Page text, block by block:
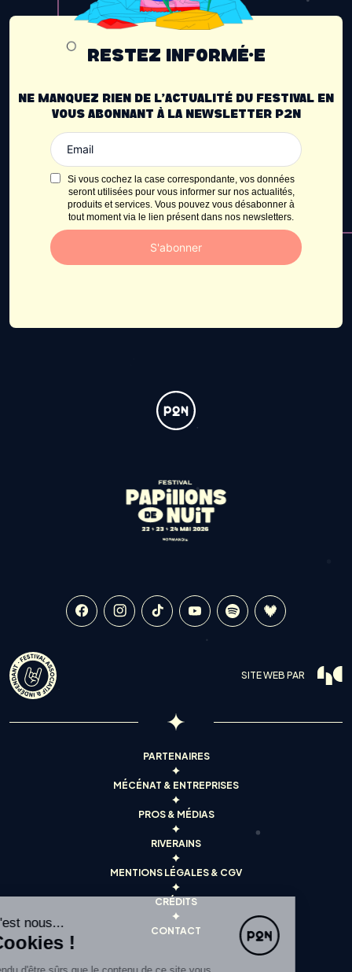
Salut c'est nous...
les Cookies !
On a attendu d'être sûrs que le contenu de ce site vous
RESTEZ INFORMÉ·E
NE MANQUEZ RIEN DE L’ACTUALITÉ DU FESTIVAL EN
VOUS ABONNANT À LA NEWSLETTER P2N
Si vous cochez la case correspondante, vos données
seront utilisées pour vous informer sur nos actualités,
produits et services. Vous pouvez vous désabonner à
tout moment via le lien présent dans nos newsletters.
S'abonner
SITE WEB PAR
PARTENAIRES
MÉCÉNAT & ENTREPRISES
PROS & MÉDIAS
RIVERAINS
MENTIONS LÉGALES & CGV
CRÉDITS
CONTACT